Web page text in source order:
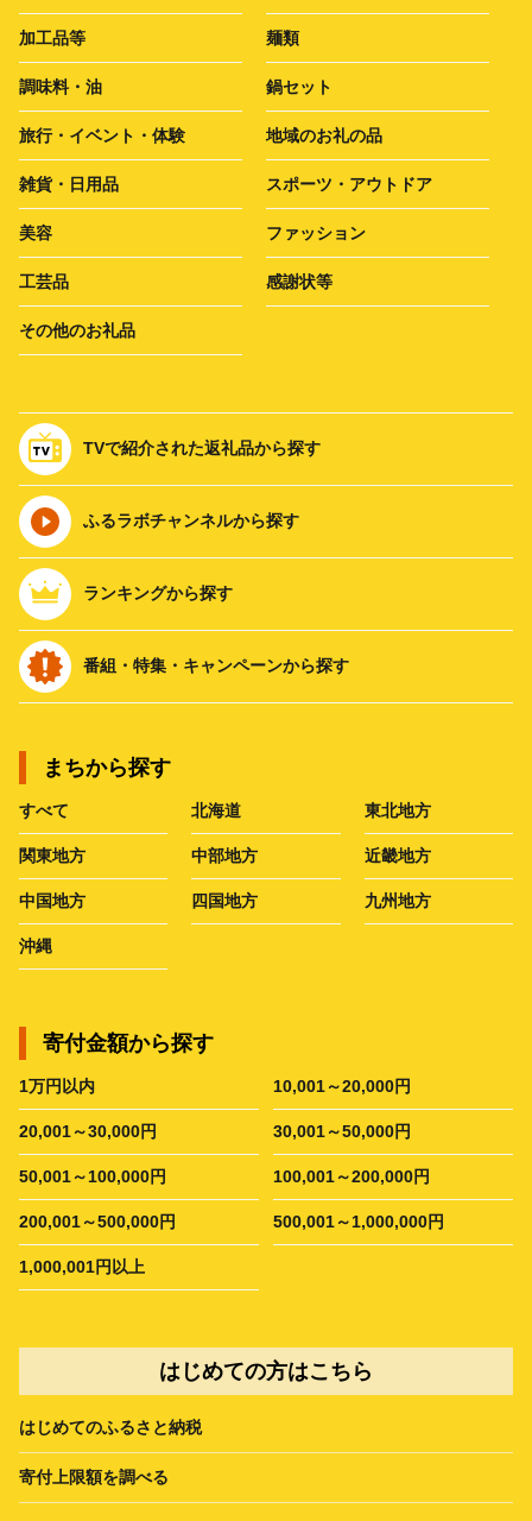
加工品等 麺類
調味料・油 鍋セット
旅行・イベント・体験 地域のお礼の品
雑貨・日用品 スポーツ・アウトドア
美容 ファッション
工芸品 感謝状等
その他のお礼品
TVで紹介された返礼品から探す
ふるラボチャンネルから探す
ランキングから探す
番組・特集・キャンペーンから探す
まちから探す
すべて 北海道 東北地方
関東地方 中部地方 近畿地方
中国地方 四国地方 九州地方
沖縄
寄付金額から探す
1万円以内 10,001～20,000円
20,001～30,000円 30,001～50,000円
50,001～100,000円 100,001～200,000円
200,001～500,000円 500,001～1,000,000円
1,000,001円以上
はじめての方はこちら
はじめてのふるさと納税
寄付上限額を調べる